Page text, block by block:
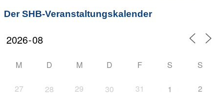
Der SHB-Veranstaltungskalender
M D M D F S S
27 28 29 30 31 1 2